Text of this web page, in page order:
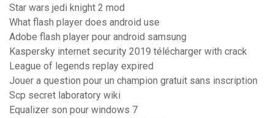
Star wars jedi knight 2 mod
What flash player does android use
Adobe flash player pour android samsung
Kaspersky internet security 2019 télécharger with crack
League of legends replay expired
Jouer a question pour un champion gratuit sans inscription
Scp secret laboratory wiki
Equalizer son pour windows 7